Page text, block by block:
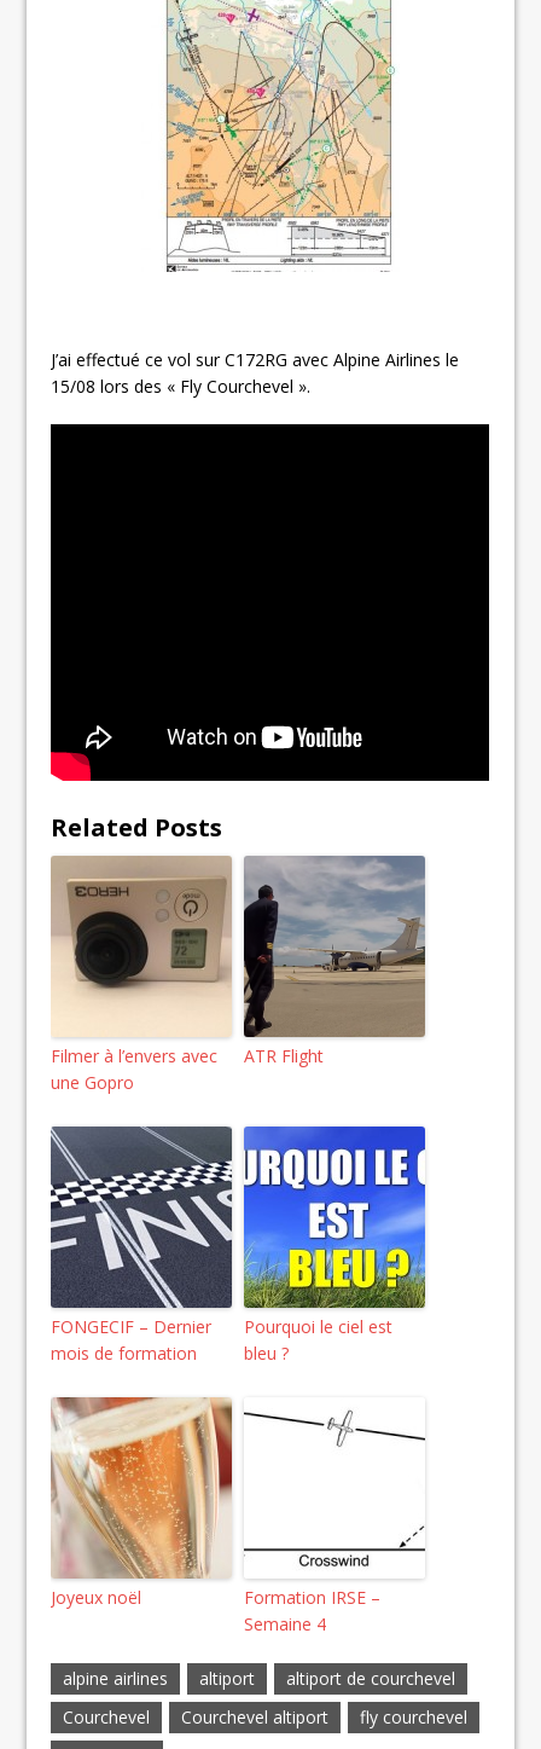
J’ai effectué ce vol sur C172RG avec Alpine Airlines le
15/08 lors des « Fly Courchevel ».
Related Posts
Filmer à l’envers avec
une Gopro
ATR Flight
FONGECIF – Dernier
mois de formation
Pourquoi le ciel est
bleu ?
Joyeux noël
Formation IRSE –
Semaine 4
alpine airlines altiport
altiport de courchevel
Courchevel
Courchevel altiport
fly courchevel